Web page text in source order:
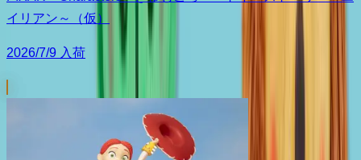
イリアン～（仮）
2026/7/9 入荷